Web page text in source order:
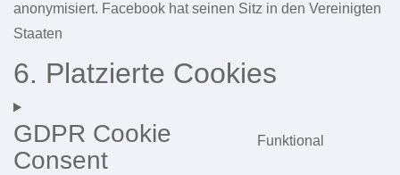
anonymisiert. Facebook hat seinen Sitz in den Vereinigten
Staaten
6. Platzierte Cookies
GDPR Cookie
Consent
Funktional